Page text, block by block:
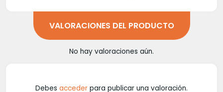
VALORACIONES DEL PRODUCTO
No hay valoraciones aún.
Debes acceder para publicar una valoración.